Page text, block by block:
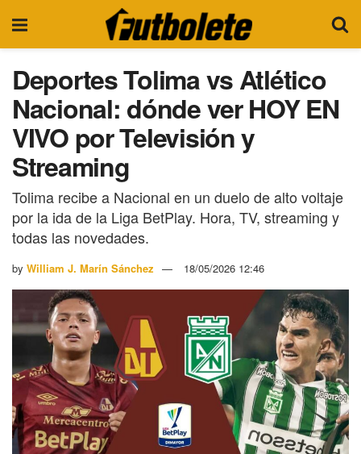
Deportes Tolima vs Atlético
Nacional: dónde ver HOY EN
VIVO por Televisión y
Streaming
Tolima recibe a Nacional en un duelo de alto voltaje
por la ida de la Liga BetPlay. Hora, TV, streaming y
todas las novedades.
by William J. Marín Sánchez 18/05/2026 12:46